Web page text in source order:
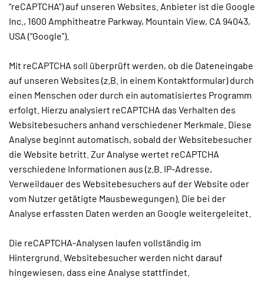
“reCAPTCHA”) auf unseren Websites. Anbieter ist die Google
Inc., 1600 Amphitheatre Parkway, Mountain View, CA 94043,
USA (“Google”).
Mit reCAPTCHA soll überprüft werden, ob die Dateneingabe
auf unseren Websites (z.B. in einem Kontaktformular) durch
einen Menschen oder durch ein automatisiertes Programm
erfolgt. Hierzu analysiert reCAPTCHA das Verhalten des
Websitebesuchers anhand verschiedener Merkmale. Diese
Analyse beginnt automatisch, sobald der Websitebesucher
die Website betritt. Zur Analyse wertet reCAPTCHA
verschiedene Informationen aus (z.B. IP-Adresse,
Verweildauer des Websitebesuchers auf der Website oder
vom Nutzer getätigte Mausbewegungen). Die bei der
Analyse erfassten Daten werden an Google weitergeleitet.
Die reCAPTCHA-Analysen laufen vollständig im
Hintergrund. Websitebesucher werden nicht darauf
hingewiesen, dass eine Analyse stattfindet.